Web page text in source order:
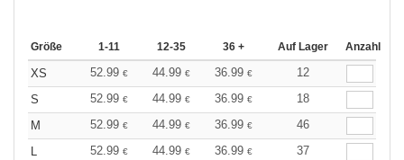
Größe 1-11 12-35 36 + Auf Lager Anzahl
XS 52.99 € 44.99 € 36.99 €
12
S
52.99 € 44.99 € 36.99 €
18
M
52.99 € 44.99 € 36.99 €
46
L
52.99 € 44.99 € 36.99 €
37